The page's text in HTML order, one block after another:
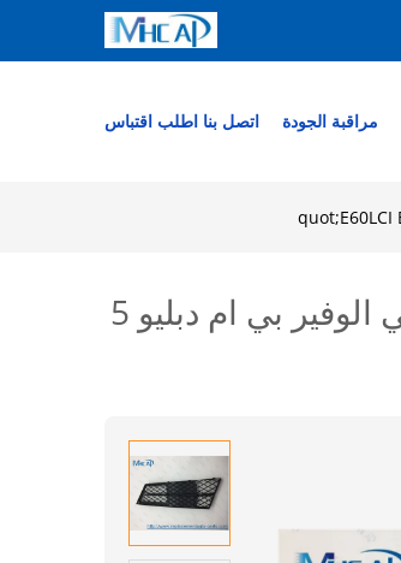
مراقبة الجودة اتصل بنا اطلب اقتباس
استبدال صانعي القطع الأصلية السيارات قطع غيار السيارات الجسم الغلاف الأمامي الوفير بي ام دبليو 5